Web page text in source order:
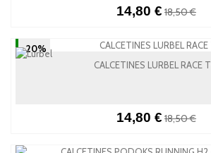
14,80 € 18,50 €
-20%
CALCETINES LURBEL RACE
14,80 € 18,50 €